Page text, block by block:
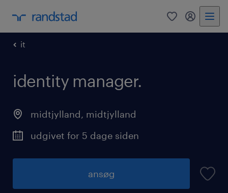
0
it
identity manager.
midtjylland, midtjylland
udgivet for 5 dage siden
ansøg